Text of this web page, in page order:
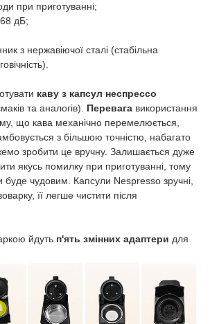
при приготуванні;
дБ;
з нержавіючої сталі (стабільна
каву з капсул неспрессо
та аналогів). Перевага використання
що кава механічно перемелюється,
з більшою точністю, набагато
зробити це вручну. Залишається дуже
якусь помилку при приготуванні, тому
чудовим. Капсули Nespresso зручні,
її легше чистити після
йдуть п'ять змінних адаптери для